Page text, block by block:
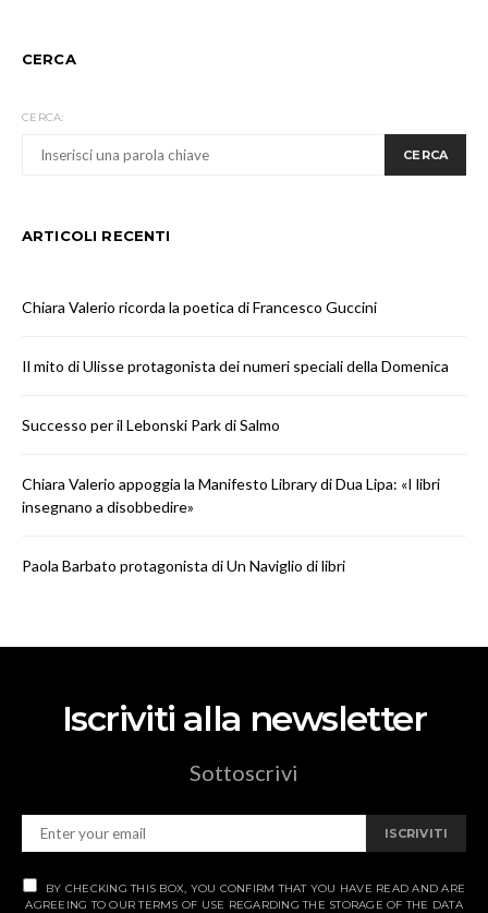
CERCA
CERCA:
CERCA
ARTICOLI RECENTI
Chiara Valerio ricorda la poetica di Francesco Guccini
Il mito di Ulisse protagonista dei numeri speciali della Domenica
Successo per il Lebonski Park di Salmo
Chiara Valerio appoggia la Manifesto Library di Dua Lipa: «I libri
insegnano a disobbedire»
Paola Barbato protagonista di Un Naviglio di libri
Iscriviti alla newsletter
Sottoscrivi
ISCRIVITI
BY CHECKING THIS BOX, YOU CONFIRM THAT YOU HAVE READ AND ARE
AGREEING TO OUR TERMS OF USE REGARDING THE STORAGE OF THE DATA